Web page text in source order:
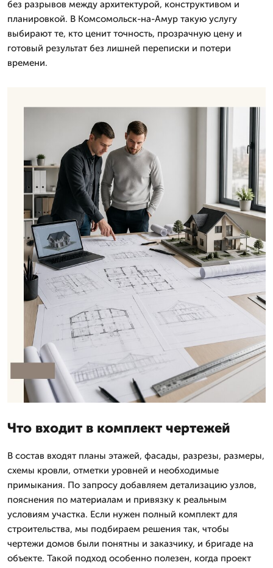
без разрывов между архитектурой, конструктивом и
планировкой. В Комсомольск-на-Амур такую услугу
выбирают те, кто ценит точность, прозрачную цену и
готовый результат без лишней переписки и потери
времени.
Что входит в комплект чертежей
В состав входят планы этажей, фасады, разрезы, размеры,
схемы кровли, отметки уровней и необходимые
примыкания. По запросу добавляем детализацию узлов,
пояснения по материалам и привязку к реальным
условиям участка. Если нужен полный комплект для
строительства, мы подбираем решения так, чтобы
чертежи домов были понятны и заказчику, и бригаде на
объекте. Такой подход особенно полезен, когда проект